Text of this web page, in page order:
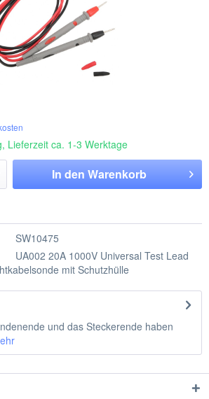
Lieferzeit ca. 1-3 Werktage
In den Warenkorb
SW10475
UA002 20A 1000V Universal Test Lead
mit Schutzhülle
und das Steckerende haben